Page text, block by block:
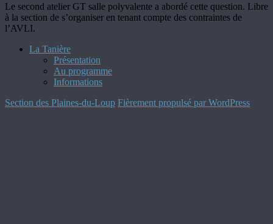
Le second atelier GT salle polyvalente a abordé cette question. Libre
à la section de s’organiser en tenant compte des contraintes de
l’AVLI.
La Tanière
Présentation
Au programme
Informations
Section des Plaines-du-Loup Fièrement propulsé par WordPress